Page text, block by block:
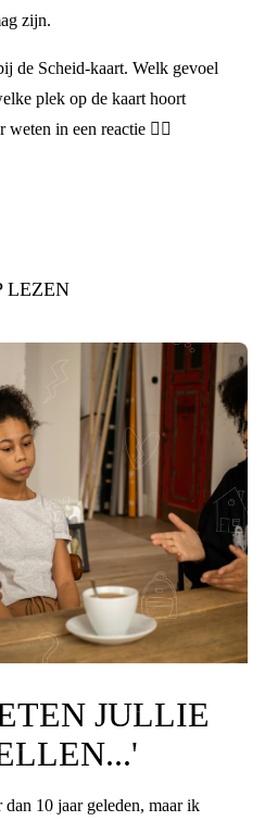
zijn.
de Scheid-kaart. Welk gevoel
plek op de kaart hoort
in een reactie 👇🏼
LEZEN
JULLIE
dan 10 jaar geleden, maar ik